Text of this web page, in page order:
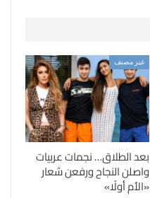
غير مصنف
بعد الطلاق… نجمات عربيات
واصلن النجاح ورفعن شعار
«الأم أولًا»